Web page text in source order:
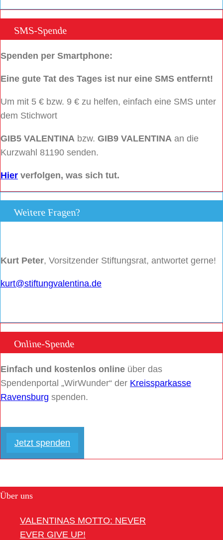
SMS-Spende
Spenden per Smartphone:
Eine gute Tat des Tages ist nur eine SMS entfernt!
Um mit 5 € bzw. 9 € zu helfen, einfach eine SMS unter
dem Stichwort
GIB5 VALENTINA bzw. GIB9 VALENTINA an die
Kurzwahl 81190 senden.
Hier verfolgen, was sich tut.
Weitere Fragen?
Kurt Peter, Vorsitzender Stiftungsrat, antwortet gerne!
kurt@stiftungvalentina.de
Online-Spende
Einfach und kostenlos online über das
Spendenportal „WirWunder“ der Kreissparkasse
Ravensburg spenden.
Jetzt spenden
Über uns
VALENTINAS MOTTO: NEVER
EVER GIVE UP!